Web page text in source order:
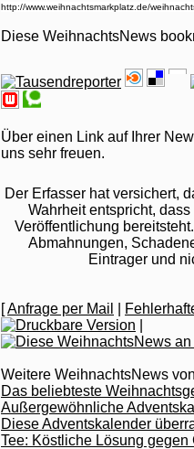
Diese WeihnachtsNews
Über einen Link auf Ihrer
uns sehr freuen.
Der Erfasser hat versichert,
Wahrheit entspricht,
Veröffentlichung
Abmahnungen,
Eintrager und
[Anfrage per Mail
Weitere WeihnachtsNews
Das beliebteste
Außergewöhnliche
Diese Adventskalender
Tee: Köstliche Lösung gegen